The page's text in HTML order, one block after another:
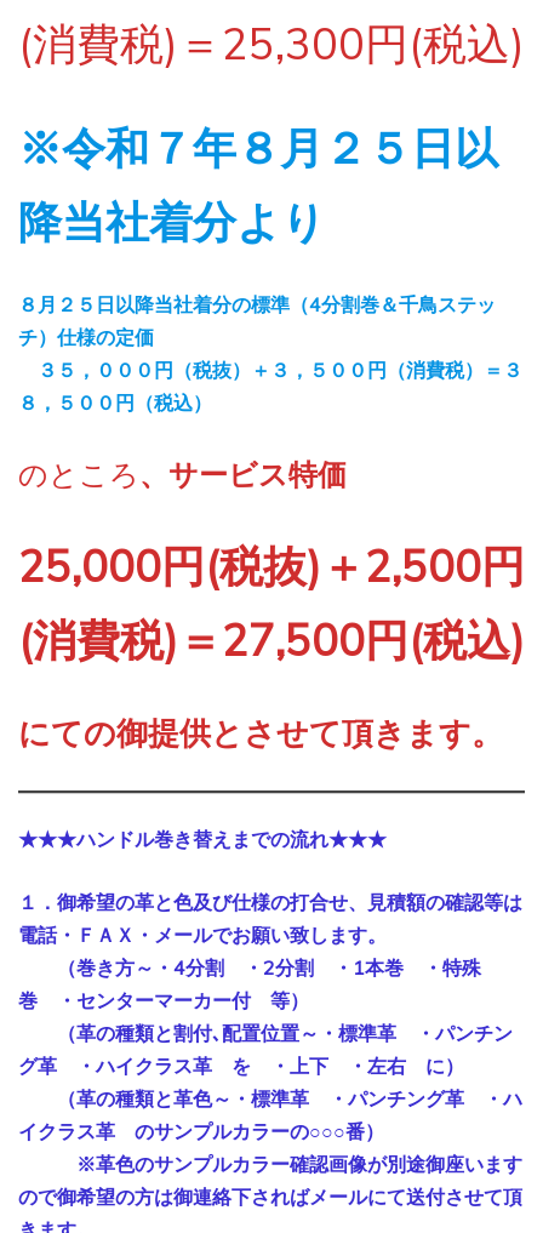
(消費税)＝25,300円(税込)
※令和７年８月２５日以
降当社着分より
８月２５日以降当社着分の標準（4分割巻＆千鳥ステッ
チ）仕様の定価
３５，０００円（税抜）＋３，５００円（消費税）＝３
８，５００円（税込）
のところ 、サービス特価
25,000円(税抜)＋2,500円
(消費税)＝27,500円(税込)
にての御提供とさせて頂きます。
★★★ハンドル巻き替えまでの流れ★★★
１．御希望の革と色及び仕様の打合せ、見積額の確認等は
電話・ＦＡＸ・メールでお願い致します。
（巻き方～・4分割 ・2分割 ・1本巻 ・特殊
巻 ・センターマーカー付 等）
（革の種類と割付､配置位置～・標準革 ・パンチン
グ革 ・ハイクラス革 を ・上下 ・左右 に）
（革の種類と革色～・標準革 ・パンチング革 ・ハ
イクラス革 のサンプルカラーの○○○番）
※革色のサンプルカラー確認画像が別途御座います
ので御希望の方は御連絡下さればメールにて送付させて頂